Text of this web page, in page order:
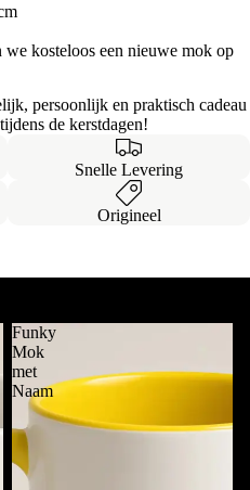
we kosteloos een nieuwe mok op
persoonlijk en praktisch cadeau
de kerstdagen!
Snelle Levering
Origineel
Funky
Mok
met
Naam